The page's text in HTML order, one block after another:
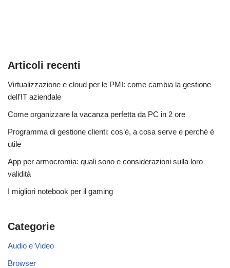
Articoli recenti
Virtualizzazione e cloud per le PMI: come cambia la gestione
dell’IT aziendale
Come organizzare la vacanza perfetta da PC in 2 ore
Programma di gestione clienti: cos’è, a cosa serve e perché è
utile
App per armocromia: quali sono e considerazioni sulla loro
validità
I migliori notebook per il gaming
Categorie
Audio e Video
Browser